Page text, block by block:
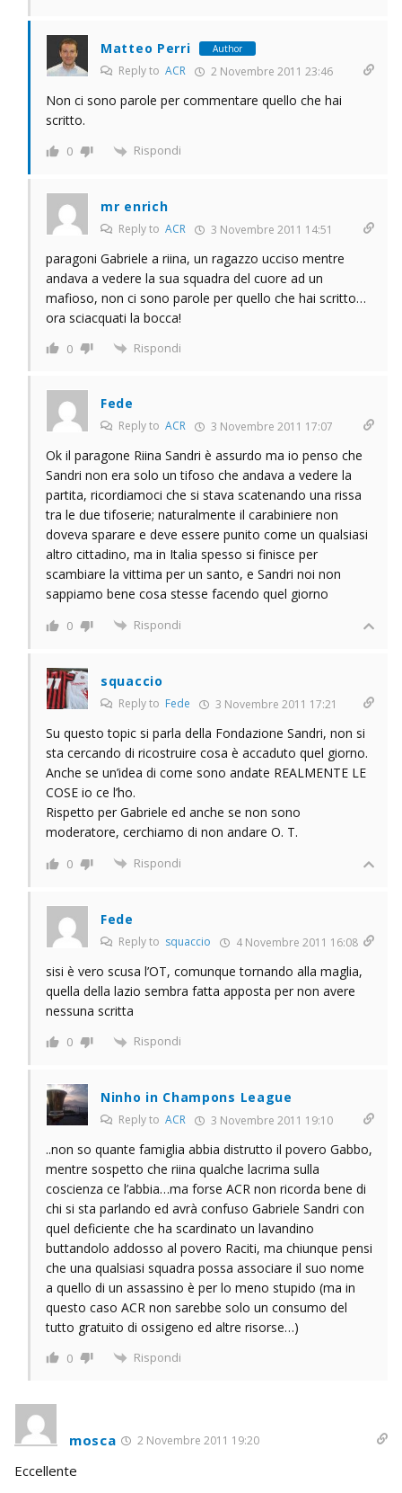
Matteo Perri Author
Reply to ACR 2 Novembre 2011 23:46
Non ci sono parole per commentare quello che hai
scritto.
0 Rispondi
mr enrich
Reply to ACR 3 Novembre 2011 14:51
paragoni Gabriele a riina, un ragazzo ucciso mentre
andava a vedere la sua squadra del cuore ad un
mafioso, non ci sono parole per quello che hai scritto…
ora sciacquati la bocca!
0 Rispondi
Fede
Reply to ACR 3 Novembre 2011 17:07
Ok il paragone Riina Sandri è assurdo ma io penso che
Sandri non era solo un tifoso che andava a vedere la
partita, ricordiamoci che si stava scatenando una rissa
tra le due tifoserie; naturalmente il carabiniere non
doveva sparare e deve essere punito come un qualsiasi
altro cittadino, ma in Italia spesso si finisce per
scambiare la vittima per un santo, e Sandri noi non
sappiamo bene cosa stesse facendo quel giorno
0 Rispondi
squaccio
Reply to Fede 3 Novembre 2011 17:21
Su questo topic si parla della Fondazione Sandri, non si
sta cercando di ricostruire cosa è accaduto quel giorno.
Anche se un’idea di come sono andate REALMENTE LE
COSE io ce l’ho.
Rispetto per Gabriele ed anche se non sono
moderatore, cerchiamo di non andare O. T.
0 Rispondi
Fede
Reply to squaccio 4 Novembre 2011 16:08
sisi è vero scusa l’OT, comunque tornando alla maglia,
quella della lazio sembra fatta apposta per non avere
nessuna scritta
0 Rispondi
Ninho in Champons League
Reply to ACR 3 Novembre 2011 19:10
..non so quante famiglia abbia distrutto il povero Gabbo,
mentre sospetto che riina qualche lacrima sulla
coscienza ce l’abbia…ma forse ACR non ricorda bene di
chi si sta parlando ed avrà confuso Gabriele Sandri con
quel deficiente che ha scardinato un lavandino
buttandolo addosso al povero Raciti, ma chiunque pensi
che una qualsiasi squadra possa associare il suo nome
a quello di un assassino è per lo meno stupido (ma in
questo caso ACR non sarebbe solo un consumo del
tutto gratuito di ossigeno ed altre risorse…)
0 Rispondi
mosca 2 Novembre 2011 19:20
Eccellente